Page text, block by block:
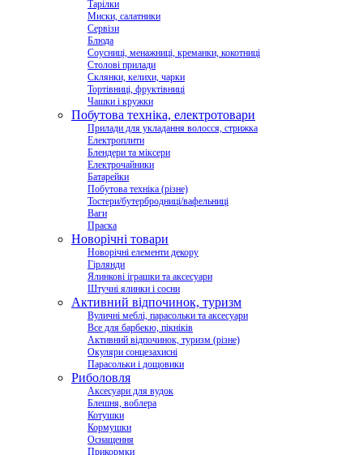
Тарілки
Миски, салатники
Сервізи
Блюда
Соусниці, менажниці, креманки, кокотниці
Столові прилади
Склянки, келихи, чарки
Тортівниці, фруктівниці
Чашки і кружки
Побутова техніка, електротовари
Прилади для укладання волосся, стрижка
Електроплити
Блендери та міксери
Електрочайники
Батарейки
Побутова техніка (різне)
Тостери/бутербродниці/вафельниці
Ваги
Праска
Новорічні товари
Новорічні елементи декору
Гірлянди
Ялинкові іграшки та аксесуари
Штучні ялинки і сосни
Активний відпочинок, туризм
Вуличні меблі, парасольки та аксесуари
Все для барбекю, пікніків
Активний відпочинок, туризм (різне)
Окуляри сонцезахисні
Парасольки і дощовики
Риболовля
Аксесуари для вудок
Блешня, воблера
Котушки
Кормушки
Оснащення
Прикормки